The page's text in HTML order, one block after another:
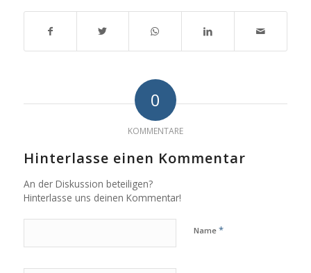
0
KOMMENTARE
Hinterlasse einen Kommentar
An der Diskussion beteiligen?
Hinterlasse uns deinen Kommentar!
Name *